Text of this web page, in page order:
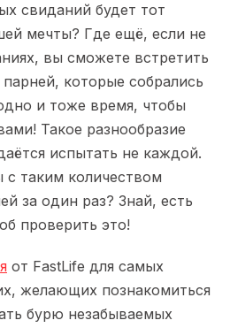
свиданий будет тот
мечты? Где ещё, если не
вы сможете встретить
которые собрались
и тоже время, чтобы
Такое разнообразие
испытать не каждой.
таким количеством
за один раз? Знай, есть
проверить это!
от FastLife для самых
желающих познакомиться
бурю незабываемых